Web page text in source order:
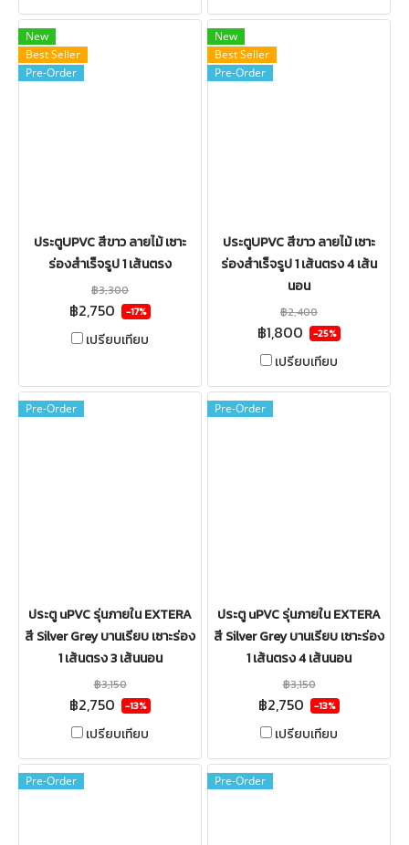
New
Best Seller
Pre-Order
ประตูUPVC สีขาว ลายไม้ เซาะ
ร่องสำเร็จรูป 1 เส้นตรง
฿3,300
฿2,750 -17%
เปรียบเทียบ
New
Best Seller
Pre-Order
ประตูUPVC สีขาว ลายไม้ เซาะ
ร่องสำเร็จรูป 1 เส้นตรง 4 เส้น
นอน
฿2,400
฿1,800 -25%
เปรียบเทียบ
Pre-Order
ประตู uPVC รุ่นภายใน EXTERA
สี Silver Grey บานเรียบ เซาะร่อง
1 เส้นตรง 3 เส้นนอน
฿3,150
฿2,750 -13%
เปรียบเทียบ
Pre-Order
ประตู uPVC รุ่นภายใน EXTERA
สี Silver Grey บานเรียบ เซาะร่อง
1 เส้นตรง 4 เส้นนอน
฿3,150
฿2,750 -13%
เปรียบเทียบ
Pre-Order Pre-Order